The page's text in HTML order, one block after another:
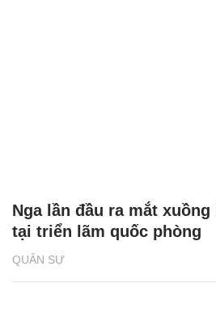
QUÂN SỰ
Nga lần đầu ra mắt
tại triển lãm quốc phòng